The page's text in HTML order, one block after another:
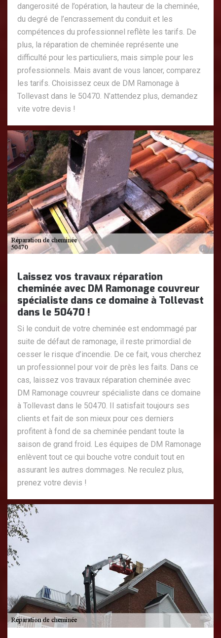
dangerosité de l’opération, la hauteur de la cheminée,
du degré de l’encrassement du conduit et les
compétences du professionnel reflète les tarifs. De
plus, la réparation de cheminée représente une
difficulté pour les particuliers, mais simple pour les
professionnels. Mais avant de vous lancer, comparez
les tarifs. Choisissez ceux de DM Ramonage à
Tollevast dans le 50470. N’attendez plus, demandez
vite votre devis !
Laissez vos travaux réparation
cheminée avec DM Ramonage couvreur
spécialiste dans ce domaine à Tollevast
dans le 50470 !
Si le conduit de votre cheminée est endommagé par
suite de défaut de ramonage, il reste primordial de
cesser le risque d’incendie. De ce fait, vous cherchez
un professionnel pour voir de près les faits. Dans ce
cas, laissez vos travaux réparation cheminée avec
DM Ramonage couvreur spécialiste dans ce domaine
à Tollevast dans le 50470. Il satisfait toujours ses
clients et fait de son mieux pour ces derniers
profitent à fond de sa cheminée pendant toute la
saison de grand froid. Les équipes de DM Ramonage
enlèvent tout ce qui bouche votre conduit tout en
assurant les autres dommages. Ne reculez plus,
prenez votre devis !